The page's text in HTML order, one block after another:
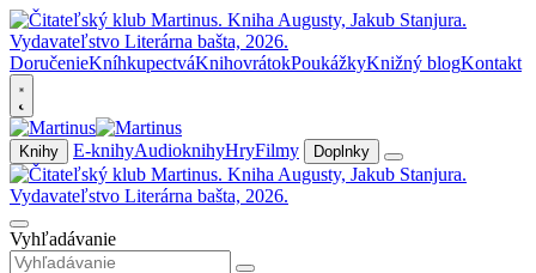
DoručenieKníhkupectváKnihovrátokPoukážkyKnižný blogKontakt
Knihy E-knihyAudioknihyHryFilmy Doplnky
Vyhľadávanie